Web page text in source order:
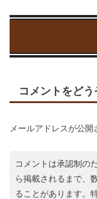
コメントをどう
メールアドレスが公開
コメントは承認制の
ら掲載されるまで、
ることがあります。